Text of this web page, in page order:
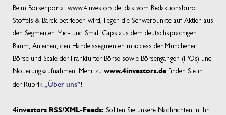
Beim Börsenportal www.4investors.de, das vom Redaktionsbüro
Stoffels & Barck betrieben wird, liegen die Schwerpunkte auf Aktien aus
den Segmenten Mid- und Small Caps aus dem deutschsprachigen
Raum, Anleihen, den Handelssegmenten m:access der Münchener
Börse und Scale der Frankfurter Börse sowie Börsengängen (IPOs) und
Notierungsaufnahmen. Mehr zu www.4investors.de finden Sie in
der Rubrik „Über uns”!
4investors RSS/XML-Feeds: Sollten Sie unsere Nachrichten in Ihr